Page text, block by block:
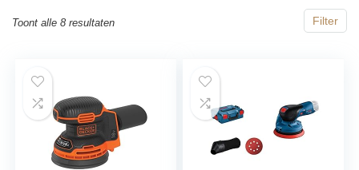
Filter
Toont alle 8 resultaten